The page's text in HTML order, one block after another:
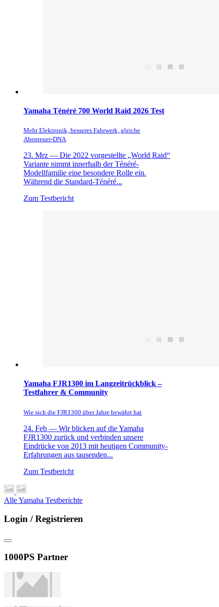
Yamaha Ténéré 700 World Raid 2026 Test
Mehr Elektronik, besseres Fahrwerk, gleiche
Abenteuer-DNA
23. Mrz — Die 2022 vorgestellte „World Raid“
Variante nimmt innerhalb der Ténéré-
Modellfamilie eine besondere Rolle ein.
Während die Standard-Ténéré...
Zum Testbericht
Yamaha FJR1300 im Langzeitrückblick –
Testfahrer & Community
Wie sich die FJR1300 über Jahre bewährt hat
24. Feb — Wir blicken auf die Yamaha
FJR1300 zurück und verbinden unsere
Eindrücke von 2013 mit heutigen Community-
Erfahrungen aus tausenden...
Zum Testbericht
Alle Yamaha Testberichte
Login / Registrieren
1000PS Partner